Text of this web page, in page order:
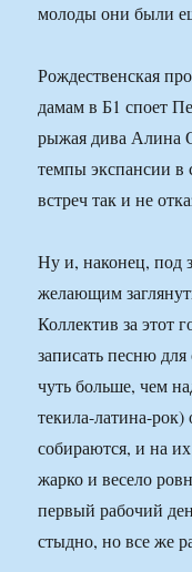
молоды они были
Рождественская
дамам в Б1 споет
рыжая дива Алина
темпы экспансии в
встреч так и не
Ну и, наконец, под
желающим
Коллектив за этот
записать песню
чуть больше, чем
текила-латина-
собираются, и на
жарко и весело
первый рабочий
стыдно, но все же